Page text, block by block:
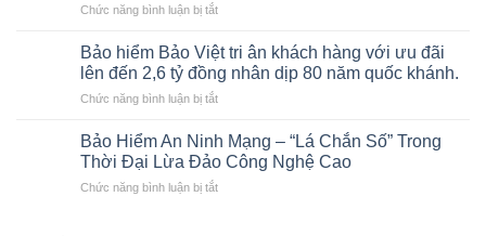
mới
đầu
xe
tô
Bảo
hiểm
Việt
Chức năng bình luận bị tắtở
sách
Gara
ô
tô
kết
với
hiểm
Bảo hiểm Bảo Việt tri ân khách hàng với ưu đãi
lên đến 2,6 tỷ đồng nhân dịp 80 năm quốc khánh.
Chức năng bình luận bị tắtở
hiểm
Bảo
Việt
tri
Bảo Hiểm An Ninh Mạng – “Lá Chắn Số” Trong
Thời Đại Lừa Đảo Công Nghệ Cao
Chức năng bình luận bị tắtở